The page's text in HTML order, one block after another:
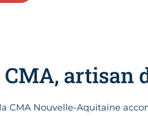
CMA, artisan
CMA Nouvelle-Aquitaine